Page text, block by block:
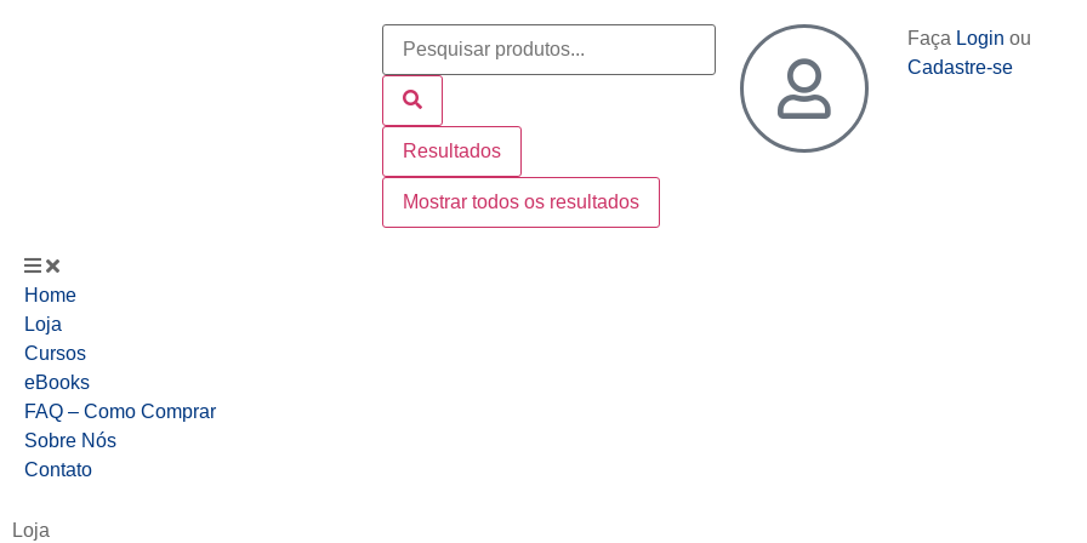
Resultados
Mostrar todos os resultados
Faça Login ou
Cadastre-se
Home
Loja
Cursos
eBooks
FAQ – Como Comprar
Sobre Nós
Contato
Loja